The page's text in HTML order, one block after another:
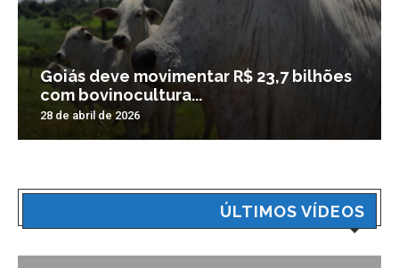
Goiás deve movimentar R$ 23,7 bilhões
com bovinocultura...
28 de abril de 2026
ÚLTIMOS VÍDEOS